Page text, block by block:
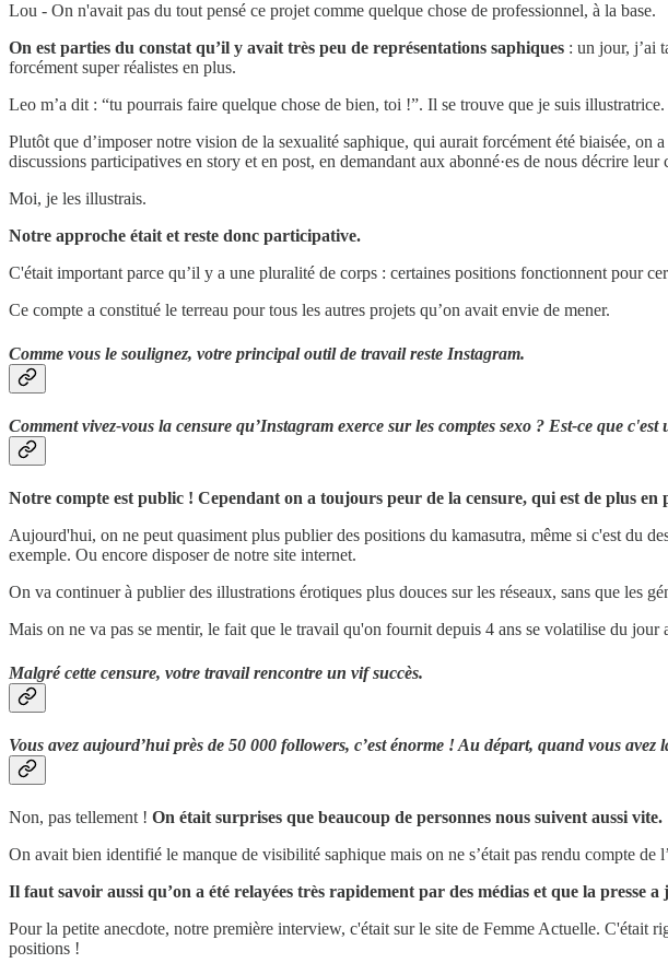
Lou - On n'avait pas du tout pensé ce projet comme quelque chose de professionnel, à la base.
On est parties du constat qu’il y avait très peu de représentations saphiques : un jour, j’ai
forcément super réalistes en plus.
Leo m’a dit : “tu pourrais faire quelque chose de bien, toi !”. Il se trouve que je suis illustratrice.
Plutôt que d’imposer notre vision de la sexualité saphique, qui aurait forcément été biaisée,
discussions participatives en story et en post, en demandant aux abonné·es de nous décrire leur
Moi, je les illustrais.
Notre approche était et reste donc participative.
C'était important parce qu’il y a une pluralité de corps : certaines positions fonctionnent pour
Ce compte a constitué le terreau pour tous les autres projets qu’on avait envie de mener.
Comme vous le soulignez, votre principal outil de travail reste Instagram.
Comment vivez-vous la censure qu’Instagram exerce sur les comptes sexo ? Est-ce que
Notre compte est public ! Cependant on a toujours peur de la censure, qui est de plus
Aujourd'hui, on ne peut quasiment plus publier des positions du kamasutra, même si c'est du
exemple. Ou encore disposer de notre site internet.
On va continuer à publier des illustrations érotiques plus douces sur les réseaux, sans que les
Mais on ne va pas se mentir, le fait que le travail qu'on fournit depuis 4 ans se volatilise du jour
Malgré cette censure, votre travail rencontre un vif succès.
Vous avez aujourd’hui près de 50 000 followers, c’est énorme ! Au départ, quand vous
Non, pas tellement ! On était surprises que beaucoup de personnes nous suivent aussi vite.
On avait bien identifié le manque de visibilité saphique mais on ne s’était pas rendu compte
Il faut savoir aussi qu’on a été relayées très rapidement par des médias et que la
Pour la petite anecdote, notre première interview, c'était sur le site de Femme Actuelle. C'était
positions !